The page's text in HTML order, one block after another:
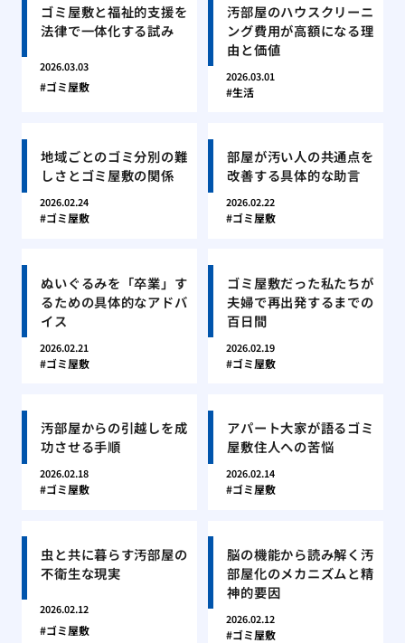
ゴミ屋敷と福祉的支援を
法律で一体化する試み
2026.03.03
ゴミ屋敷
汚部屋のハウスクリーニ
ング費用が高額になる理
由と価値
2026.03.01
生活
地域ごとのゴミ分別の難
しさとゴミ屋敷の関係
2026.02.24
ゴミ屋敷
部屋が汚い人の共通点を
改善する具体的な助言
2026.02.22
ゴミ屋敷
ぬいぐるみを「卒業」す
るための具体的なアドバ
イス
2026.02.21
ゴミ屋敷
ゴミ屋敷だった私たちが
夫婦で再出発するまでの
百日間
2026.02.19
ゴミ屋敷
汚部屋からの引越しを成
功させる手順
2026.02.18
ゴミ屋敷
アパート大家が語るゴミ
屋敷住人への苦悩
2026.02.14
ゴミ屋敷
虫と共に暮らす汚部屋の
不衛生な現実
2026.02.12
ゴミ屋敷
脳の機能から読み解く汚
部屋化のメカニズムと精
神的要因
2026.02.12
ゴミ屋敷